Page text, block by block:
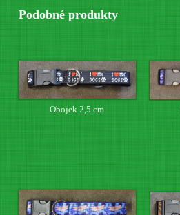
Podobné produkty
Obojek 2,5 cm